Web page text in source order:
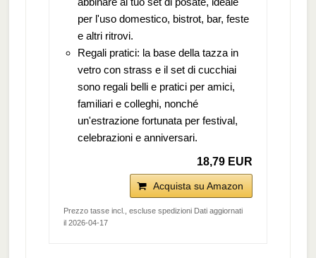
per l'uso domestico, bistrot, bar, feste
e altri ritrovi.
Regali pratici: la base della tazza in
vetro con strass e il set di cucchiai
sono regali belli e pratici per amici,
familiari e colleghi, nonché
un'estrazione fortunata per festival,
celebrazioni e anniversari.
18,79 EUR
Acquista su Amazon
Prezzo tasse incl., escluse spedizioni Dati aggiornati
il 2026-04-17